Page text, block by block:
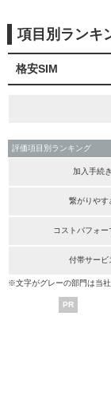
項目別ランキ
格安SIM
評価項目別ランキング
加入手続き
繋がりやす
コストパフォー
付帯サービ
※文字がグレーの部門は当
PR